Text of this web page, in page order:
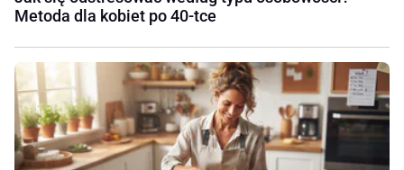
Metoda dla kobiet po 40-tce